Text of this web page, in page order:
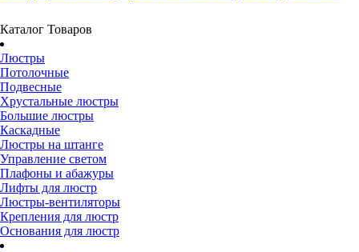
Каталог Товаров
Люстры
Потолочные
Подвесные
Хрустальные люстры
Большие люстры
Каскадные
Люстры на штанге
Управление светом
Плафоны и абажуры
Лифты для люстр
Люстры-вентиляторы
Крепления для люстр
Основания для люстр